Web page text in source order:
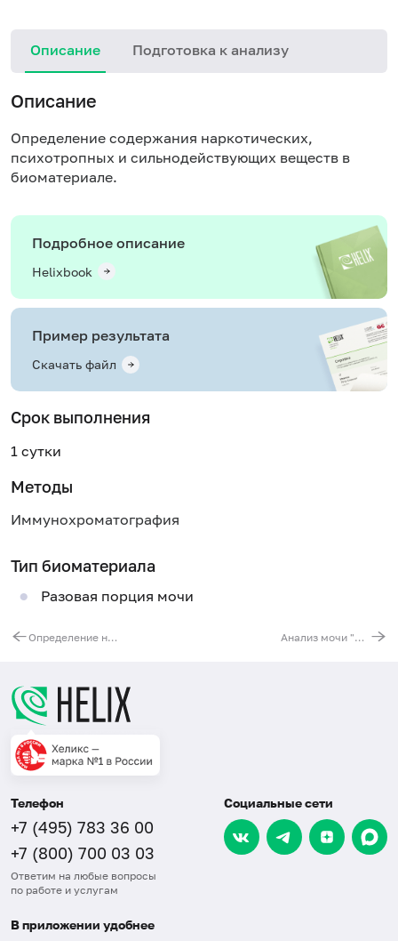
Описание Подготовка к анализу
Описание
Определение содержания наркотических,
психотропных и сильнодействующих веществ в
биоматериале.
Подробное описание
Helixbook
Пример результата
Скачать файл
Срок выполнения
1 сутки
Методы
Иммунохроматография
Тип биоматериала
Разовая порция мочи
Определение никотина и его метаболита (котинин) в моче Анализ мочи "Вредные привычки": алкоголь, никотин, психотропные и наркотические вещества, психоактивные лекарственные вещества
Телефон
+7 (495) 783 36 00
+7 (800) 700 03 03
Ответим на любые вопросы
по работе и услугам
Социальные сети
В приложении удобнее